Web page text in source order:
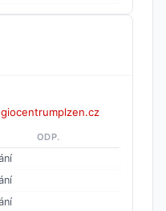
ODP.